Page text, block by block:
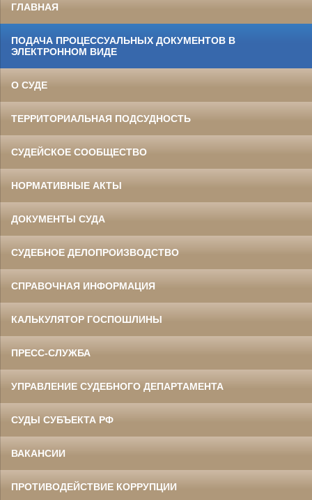
ГЛАВНАЯ
ПОДАЧА ПРОЦЕССУАЛЬНЫХ ДОКУМЕНТОВ В
ЭЛЕКТРОННОМ ВИДЕ
О СУДЕ
ТЕРРИТОРИАЛЬНАЯ ПОДСУДНОСТЬ
СУДЕЙСКОЕ СООБЩЕСТВО
НОРМАТИВНЫЕ АКТЫ
ДОКУМЕНТЫ СУДА
СУДЕБНОЕ ДЕЛОПРОИЗВОДСТВО
СПРАВОЧНАЯ ИНФОРМАЦИЯ
КАЛЬКУЛЯТОР ГОСПОШЛИНЫ
ПРЕСС-СЛУЖБА
УПРАВЛЕНИЕ СУДЕБНОГО ДЕПАРТАМЕНТА
СУДЫ СУБЪЕКТА РФ
ВАКАНСИИ
ПРОТИВОДЕЙСТВИЕ КОРРУПЦИИ